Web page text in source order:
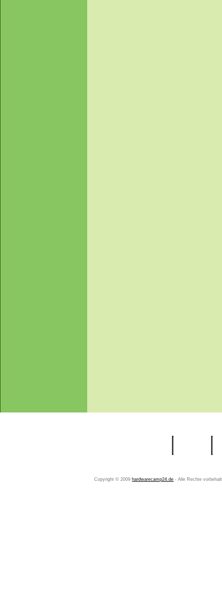
Copyright © 2009 hardwarecamp24.de - Alle Rechte